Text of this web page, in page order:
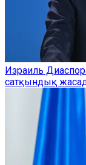
Израиль
сатқындық